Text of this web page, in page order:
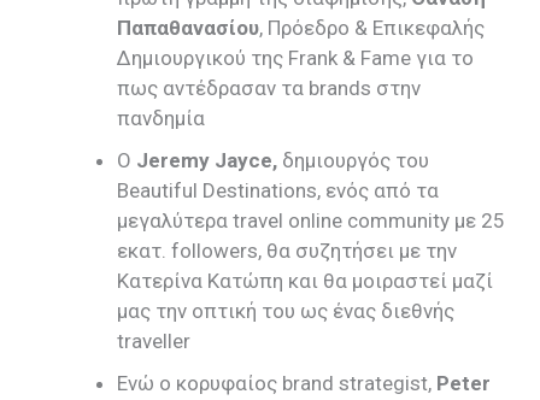
Παπαθανασίου, Πρόεδρο & Eπικεφαλής
Δημιουργικού της Frank & Fame για το
πως αντέδρασαν τα brands στην
πανδημία
Ο Jeremy Jayce, δημιουργός του
Beautiful Destinations, ενός από τα
μεγαλύτερα travel online community με 25
εκατ. followers, θα συζητήσει με την
Κατερίνα Κατώπη και θα μοιραστεί μαζί
μας την οπτική του ως ένας διεθνής
traveller
Ενώ ο κορυφαίος brand strategist, Peter